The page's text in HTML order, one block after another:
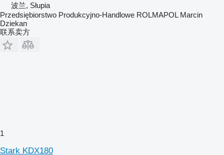
波兰, Słupia
Przedsiębiorstwo Produkcyjno-Handlowe ROLMAPOL Marcin
Dziekan
联系卖方
1
Stark KDX180